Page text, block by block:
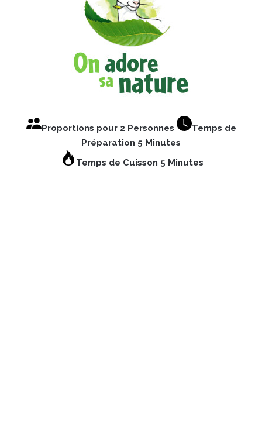
Proportions pour 2 Personnes
Temps de
Préparation 5 Minutes
Temps de Cuisson 5 Minutes